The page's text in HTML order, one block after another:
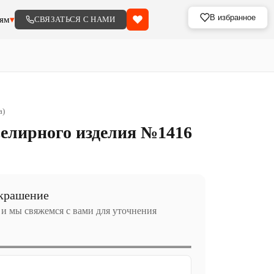
▾ СВЯЗАТЬСЯ С НАМИ
изделия №1416
мы свяжемся с вами для уточнения
В избранное